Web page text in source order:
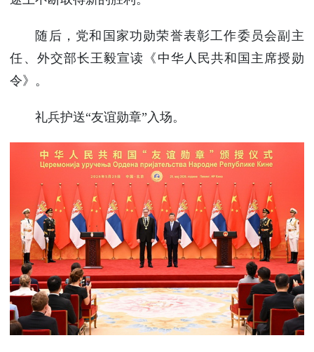
随后，党和国家功勋荣誉表彰工作委员会副主
任、外交部长王毅宣读《中华人民共和国主席授勋
令》。
礼兵护送“友谊勋章”入场。